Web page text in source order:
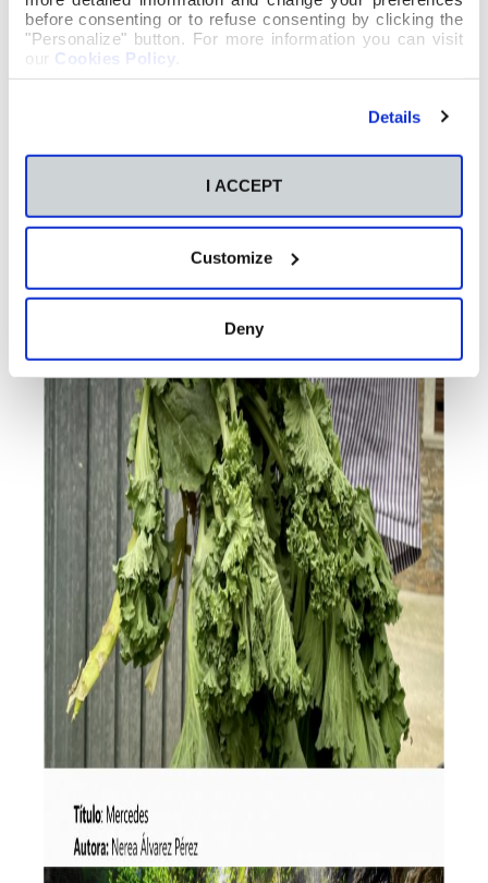
before consenting or to refuse consenting by clicking the
"Personalize" button. For more information you can visit
our Cookies Policy
Details
I ACCEPT
Customize
Deny